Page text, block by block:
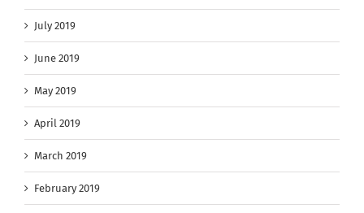
July 2019
June 2019
May 2019
April 2019
March 2019
February 2019